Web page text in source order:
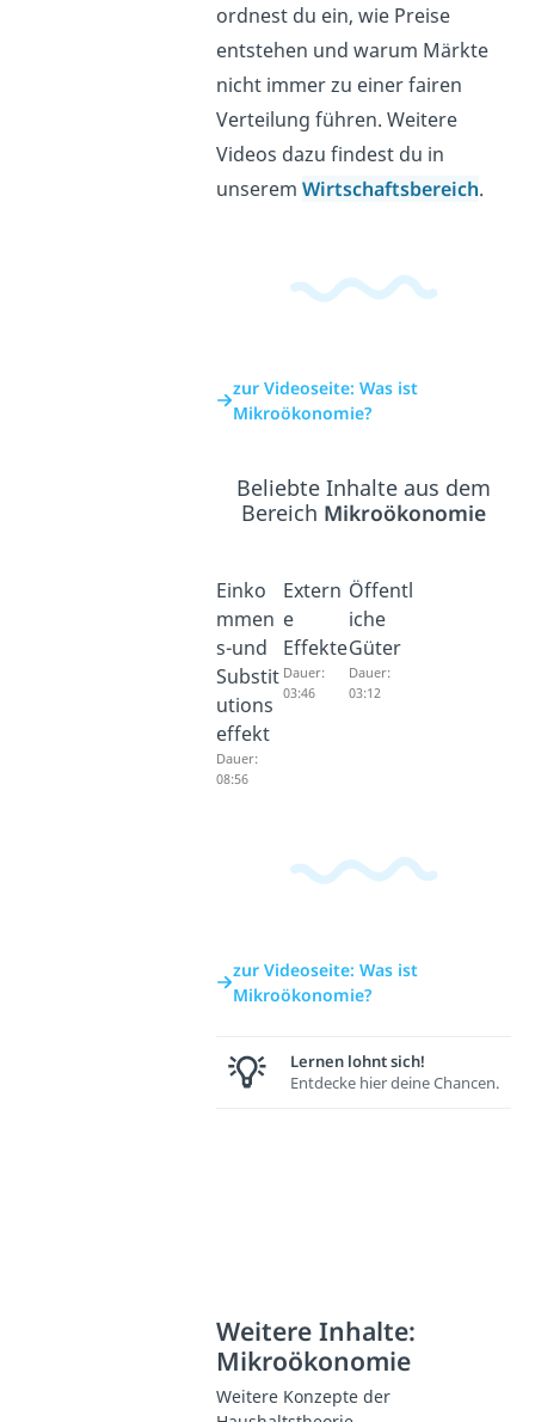
ordnest du ein, wie Preise
entstehen und warum Märkte
nicht immer zu einer fairen
Verteilung führen. Weitere
Videos dazu findest du in
unseremWirtschaftsbereich.
zur Videoseite: Was ist
Mikroökonomie?
Beliebte Inhalte aus dem
Bereich Mikroökonomie
Einko
mmen
s-und
Substit
utions
effekt
Dauer:
08:56
Extern
e
Effekte
Dauer:
03:46
Öffentl
iche
Güter
Dauer:
03:12
zur Videoseite: Was ist
Mikroökonomie?
Lernen lohnt sich!
Entdecke hier deine Chancen.
Weitere Inhalte:
Mikroökonomie
Weitere Konzepte der